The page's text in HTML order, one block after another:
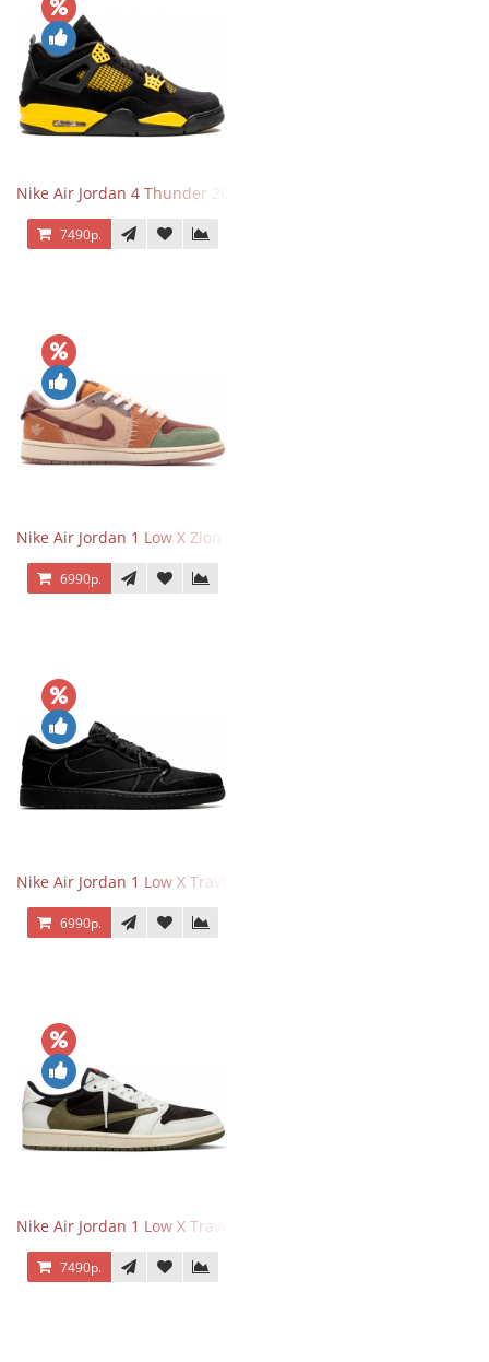
Nike Air Jordan 4 Thunder 2023
7490р.
Nike Air Jordan 1 Low X Zion Williamson Voodoo
6990р.
Nike Air Jordan 1 Low X Travis Scott Black Phantom
6990р.
Nike Air Jordan 1 Low X Travis Scott Olive
7490р.